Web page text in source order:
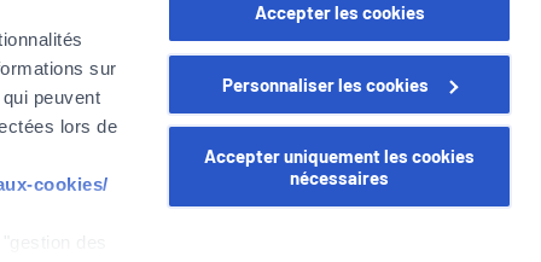
sur
peuvent
lors de
cookies/
Accepter les cookies
Personnaliser les cookies
Accepter uniquement les cookies
nécessaires
Gruppe